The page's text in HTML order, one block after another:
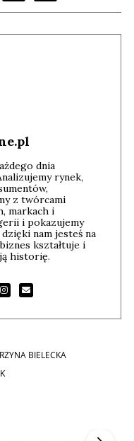
dnia
rynek,
z twórcami
markach i
i pokazujemy
nam jesteś na
kształtuje i
historię.
BIELECKA